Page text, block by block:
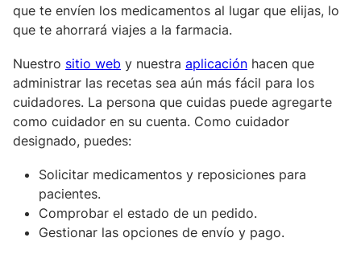
que te envíen los medicamentos al lugar que elijas, lo
que te ahorrará viajes a la farmacia.
Nuestro sitio web y nuestra aplicación hacen que
administrar las recetas sea aún más fácil para los
cuidadores. La persona que cuidas puede agregarte
como cuidador en su cuenta. Como cuidador
designado, puedes:
Solicitar medicamentos y reposiciones para
pacientes.
Comprobar el estado de un pedido.
Gestionar las opciones de envío y pago.